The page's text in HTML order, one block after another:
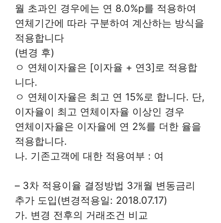
월 초과인 경우에는 연 8.0%p를 적용하여
연체기간에 따라 구분하여 계산하는 방식을
적용합니다
(변경 후)
ㅇ 연체이자율은 [이자율 + 연3]로 적용합
니다.
ㅇ 연체이자율은 최고 연 15%로 합니다. 단,
이자율이 최고 연체이자율 이상인 경우
연체이자율은 이자율에 연 2%를 더한 율을
적용합니다.
나. 기존고객에 대한 적용여부 : 여
– 3차 적용이율 결정방법 3개월 변동금리
추가 도입(변경적용일: 2018.07.17)
가. 변경 전후의 거래조건 비교